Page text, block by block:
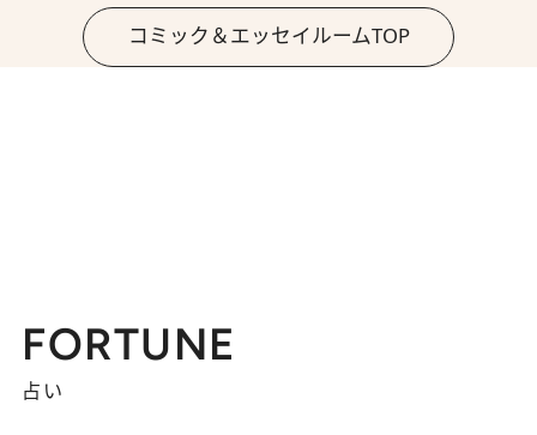
コミック＆エッセイルームTOP
FORTUNE
占い